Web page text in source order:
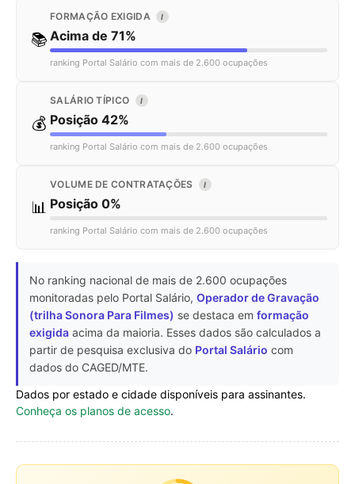
📚
FORMAÇÃO EXIGIDA I
Acima de 71%
ranking Portal Salário com mais de 2.600 ocupações
💰
SALÁRIO TÍPICO I
Posição 42%
ranking Portal Salário com mais de 2.600 ocupações
📊
VOLUME DE CONTRATAÇÕES I
Posição 0%
ranking Portal Salário com mais de 2.600 ocupações
No ranking nacional de mais de 2.600 ocupações
monitoradas pelo Portal Salário, Operador de Gravação
(trilha Sonora Para Filmes) se destaca em formação
exigida acima da maioria. Esses dados são calculados a
partir de pesquisa exclusiva do Portal Salário com
dados do CAGED/MTE.
Dados por estado e cidade disponíveis para assinantes.
Conheça os planos de acesso.